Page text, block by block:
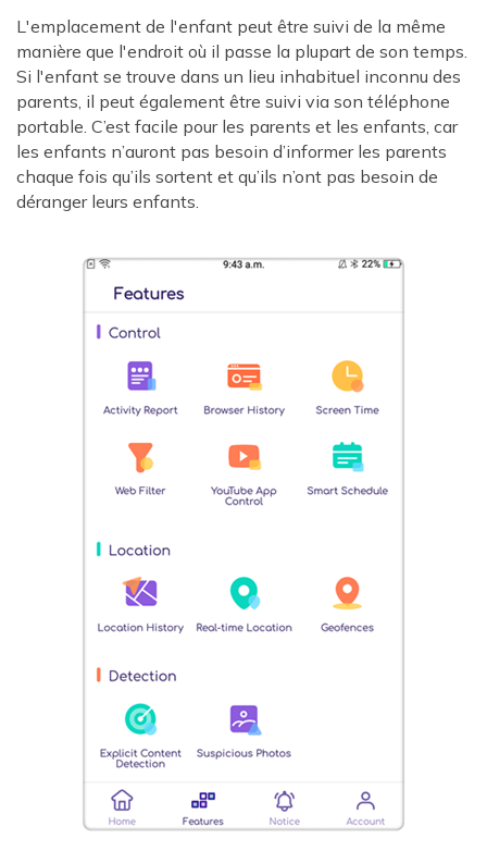
L'emplacement de l'enfant peut être suivi de la même
manière que l'endroit où il passe la plupart de son temps.
Si l'enfant se trouve dans un lieu inhabituel inconnu des
parents, il peut également être suivi via son téléphone
portable. C’est facile pour les parents et les enfants, car
les enfants n’auront pas besoin d’informer les parents
chaque fois qu’ils sortent et qu’ils n’ont pas besoin de
déranger leurs enfants.